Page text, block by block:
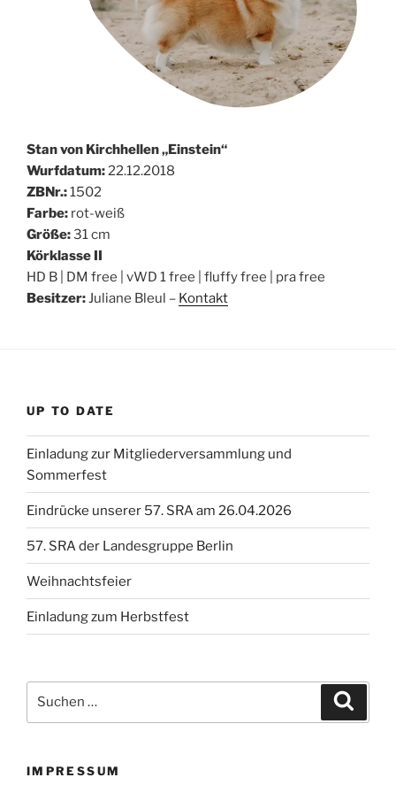
Stan von Kirchhellen „Einstein“
Wurfdatum:22.12.2018
ZBNr.:1502
Farbe: rot-weiß
Größe:31 cm
Körklasse II
HD B | DM free | vWD 1 free | fluffy free | pra free
Besitzer:Juliane Bleul – Kontakt
UP TO DATE
Einladung zur Mitgliederversammlung und
Sommerfest
Eindrücke unserer 57. SRA am 26.04.2026
57. SRA der Landesgruppe Berlin
Weihnachtsfeier
Einladung zum Herbstfest
Suche
IMPRESSUM